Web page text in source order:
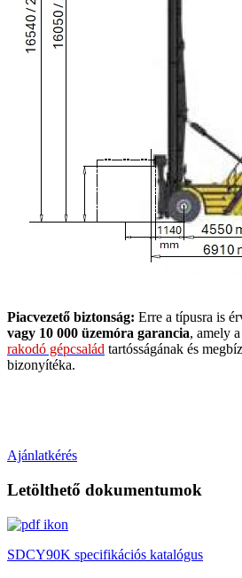
Piacvezető biztonság: Erre a típusra is
vagy 10 000 üzemóra garancia, amely a
rakodó gépcsalád tartósságának és
bizonyítéka.
Ajánlatkérés
Letölthető dokumentumok
SDCY90K specifikációs katalógus